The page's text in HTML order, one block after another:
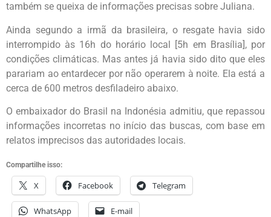
também se queixa de informações precisas sobre Juliana.
Ainda segundo a irmã da brasileira, o resgate havia sido
interrompido às 16h do horário local [5h em Brasília], por
condições climáticas. Mas antes já havia sido dito que eles
parariam ao entardecer por não operarem à noite. Ela está a
cerca de 600 metros desfiladeiro abaixo.
O embaixador do Brasil na Indonésia admitiu, que repassou
informações incorretas no início das buscas, com base em
relatos imprecisos das autoridades locais.
Compartilhe isso:
X Facebook Telegram
WhatsApp E-mail